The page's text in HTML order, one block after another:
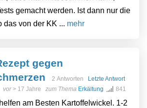
gemacht werden. Ist dann nur die
das von der KK ... mehr
gegen
2 Antworten
Letzte Antwort
vor> 17 Jahre zum Thema Erkältung 841
am Besten Kartoffelwickel. 1-2